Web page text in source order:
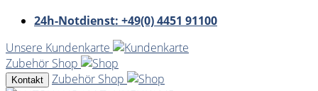
24h-Notdienst: +49(0) 4451 91100
Unsere Kundenkarte
Zubehör Shop
Kontakt Zubehör Shop